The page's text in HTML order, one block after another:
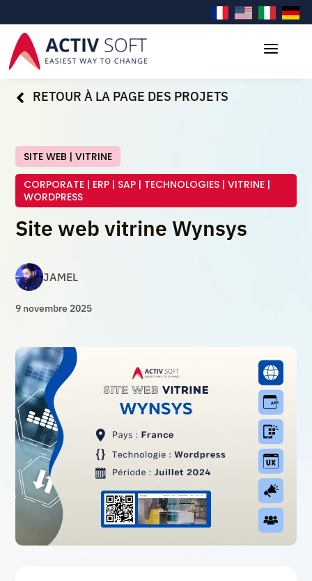
a
 RETOUR À LA PAGE DES PROJETS
SITE WEB |VITRINE
CORPORATE | ERP | SAP | TECHNOLOGIES |VITRINE |
WORDPRESS
Site web vitrine Wynsys
JAMEL
9 novembre 2025